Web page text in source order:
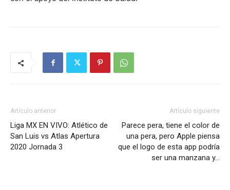
Artículo anterior
Liga MX EN VIVO: Atlético de
San Luis vs Atlas Apertura
2020 Jornada 3
Artículo siguiente
Parece pera, tiene el color de
una pera, pero Apple piensa
que el logo de esta app podría
ser una manzana y…